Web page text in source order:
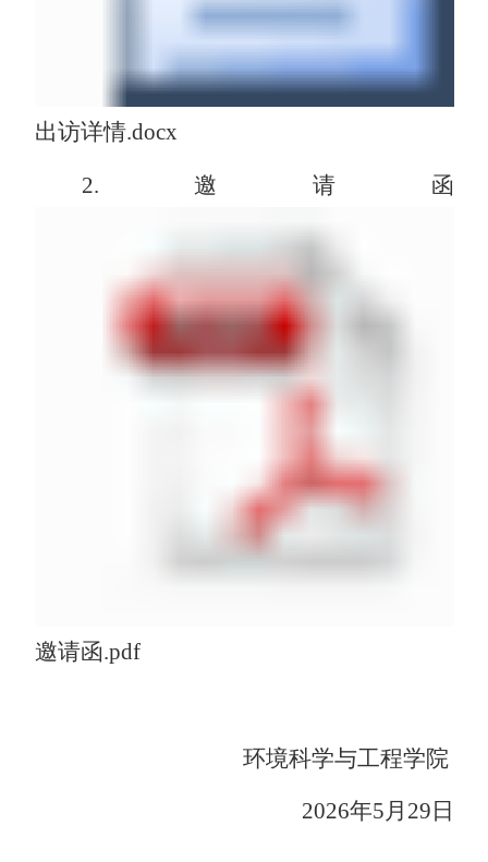
出访详情.docx
2.邀请函
邀请函.pdf
环境科学与工程学院
2026年5月 29 日